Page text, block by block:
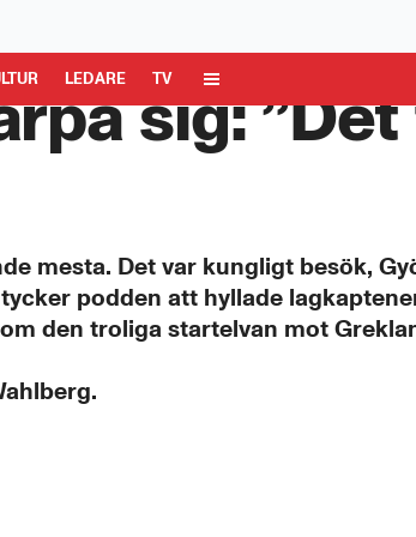
LEDARE TV
sig:
mesta. Det var kungligt besök,
podden att hyllade
den troliga startelvan mot